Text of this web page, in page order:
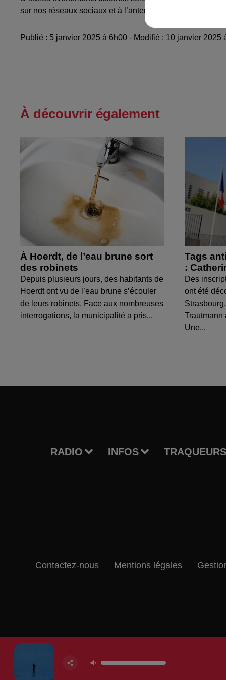
sur nos réseaux sociaux et à l’antenne !
Publié : 5 janvier 2025 à 6h00 - Modifié : 10 janvier 2025
À découvrir également
À Hoerdt, de l’eau brune sort
des robinets
Depuis plusieurs jours, des habitants de
Hoerdt ont vu de l’eau brune s’écouler
de leurs robinets. Face aux nombreuses
interrogations, la municipalité a pris...
Tags
:
Des
ont été
Trautmann
Une...
RADIO INFOS
Contactez-nous Mentions légales